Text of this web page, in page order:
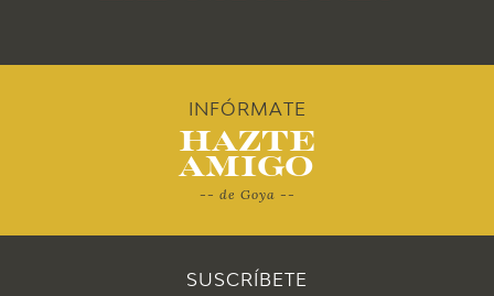
INFÓRMATE
Hazte
Amigo
-- de Goya --
SUSCRÍBETE